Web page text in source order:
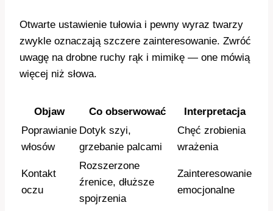
Otwarte ustawienie tułowia i pewny wyraz twarzy
zwykle oznaczają szczere zainteresowanie. Zwróć
uwagę na drobne ruchy rąk i mimikę — one mówią
więcej niż słowa.
Objaw Co obserwować
Interpretacja
Poprawianie
włosów
Dotyk szyi,
grzebanie palcami
Chęć zrobienia
wrażenia
Kontakt
oczu
Rozszerzone
źrenice, dłuższe
spojrzenia
Zainteresowanie
emocjonalne